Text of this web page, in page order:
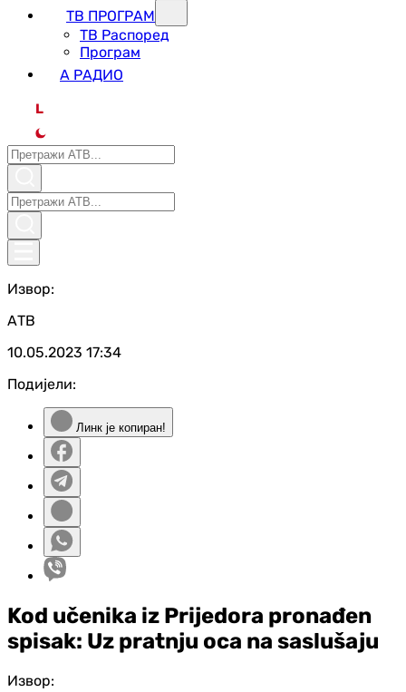
ТВ ПРОГРАМ
ТВ Распоред
Програм
А РАДИО
L
Извор:
АТВ
10.05.2023 17:34
Подијели:
Линк је копиран!
Kod učenika iz Prijedora pronađen
spisak: Uz pratnju oca na saslušaju
Извор: